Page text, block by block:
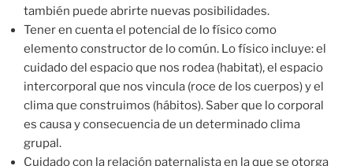
también puede abrirte nuevas posibilidades.
Tener en cuenta el potencial de lo físico como
elemento constructor de lo común. Lo físico incluye: el
cuidado del espacio que nos rodea (habitat), el espacio
intercorporal que nos vincula (roce de los cuerpos) y el
clima que construimos (hábitos). Saber que lo corporal
es causa y consecuencia de un determinado clima
grupal.
Cuidado con la relación paternalista en la que se otorga